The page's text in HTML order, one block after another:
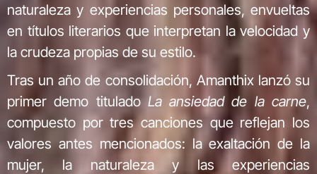
naturaleza y experiencias personales, envueltas
en títulos literarios que interpretan la velocidad y
la crudeza propias de su estilo.
Tras un año de consolidación, Amanthix lanzó su
primer demo tituladoLa ansiedad de la carne,
compuesto por tres canciones que reflejan los
valores antes mencionados: la exaltación de la
mujer, la naturaleza y las experiencias